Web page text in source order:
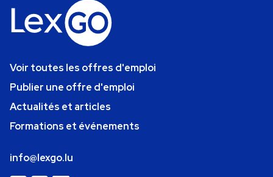
Voir toutes les offres d'emploi
Publier une offre d'emploi
Actualités et articles
Formations et événements
info@lexgo.lu